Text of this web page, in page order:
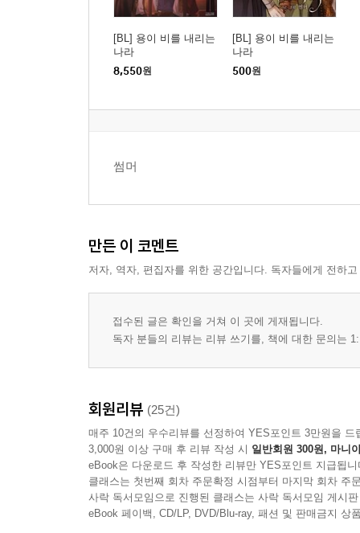
[BL] 용이 비를 내리는
나라
8,550원
[BL] 용이 비를 내리는
나라
500원
썸머
만든 이 코멘트
저자, 역자, 편집자를 위한 공간입니다. 독자들에게 전하
접수된 글은 확인을 거쳐 이 곳에 게재됩니다.
독자 분들의 리뷰는 리뷰 쓰기를, 책에 대한 문의는
회원리뷰 (25건)
매주 10건의 우수리뷰를 선정하여 YES포인트 3만원을 드
3,000원 이상 구매 후 리뷰 작성 시 일반회원 300원, 마니
eBook은 다운로드 후 작성한 리뷰만 YES포인트 지급됩니
클래스는 첫번째 회차 주문확정 시점부터 마지막 회차 주
사락 독서모임으로 진행된 클래스는 사락 독서모임 게시
eBook 페이백, CD/LP, DVD/Blu-ray, 패션 및 판매금지 상